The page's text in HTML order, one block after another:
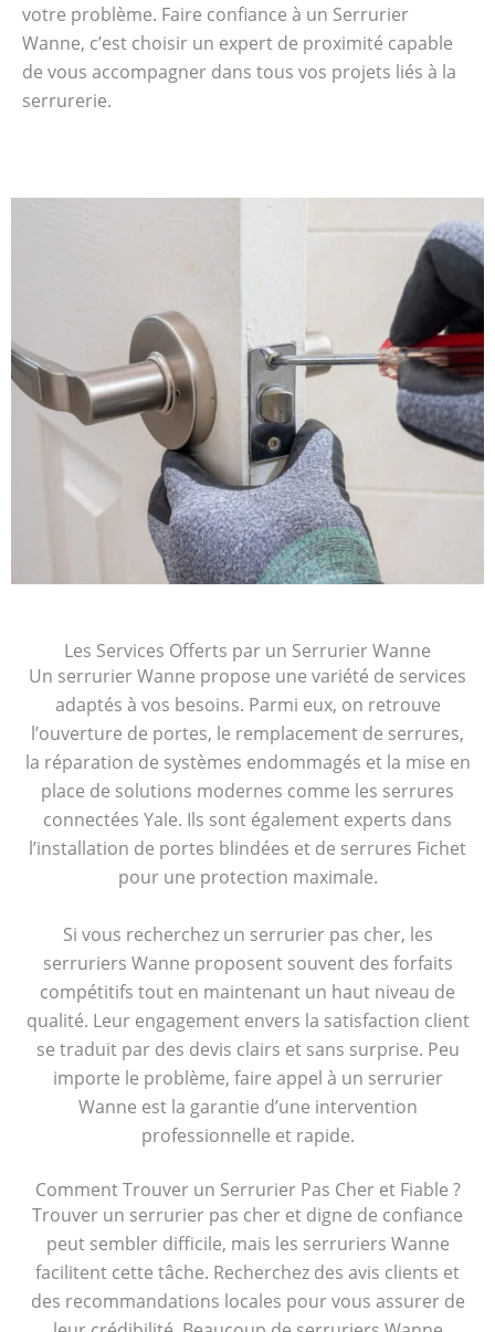
votre problème. Faire confiance à un Serrurier
Wanne, c’est choisir un expert de proximité capable
de vous accompagner dans tous vos projets liés à la
serrurerie.
Les Services Offerts par un Serrurier Wanne
Un serrurier Wanne propose une variété de services
adaptés à vos besoins. Parmi eux, on retrouve
l’ouverture de portes, le remplacement de serrures,
la réparation de systèmes endommagés et la mise en
place de solutions modernes comme les serrures
connectées Yale. Ils sont également experts dans
l’installation de portes blindées et de serrures Fichet
pour une protection maximale.
Si vous recherchez un serrurier pas cher, les
serruriers Wanne proposent souvent des forfaits
compétitifs tout en maintenant un haut niveau de
qualité. Leur engagement envers la satisfaction client
se traduit par des devis clairs et sans surprise. Peu
importe le problème, faire appel à un serrurier
Wanne est la garantie d’une intervention
professionnelle et rapide.
Comment Trouver un Serrurier Pas Cher et Fiable ?
Trouver un serrurier pas cher et digne de confiance
peut sembler difficile, mais les serruriers Wanne
facilitent cette tâche. Recherchez des avis clients et
des recommandations locales pour vous assurer de